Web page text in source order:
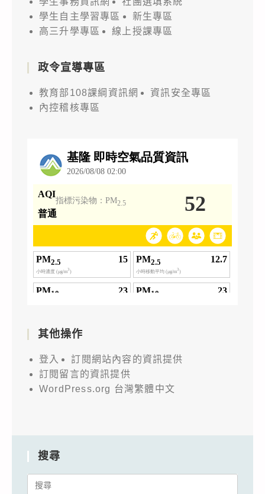
學生自主學習專區
新生專區
高三升學專區
線上授課專區
政令宣導專區
教育部108課綱資訊網
資訊安全專區
內控稽核專區
其他操作
登入
訂閱網站內容的資訊提供
訂閱留言的資訊提供
WordPress.org 台灣繁體中文
搜尋
Search